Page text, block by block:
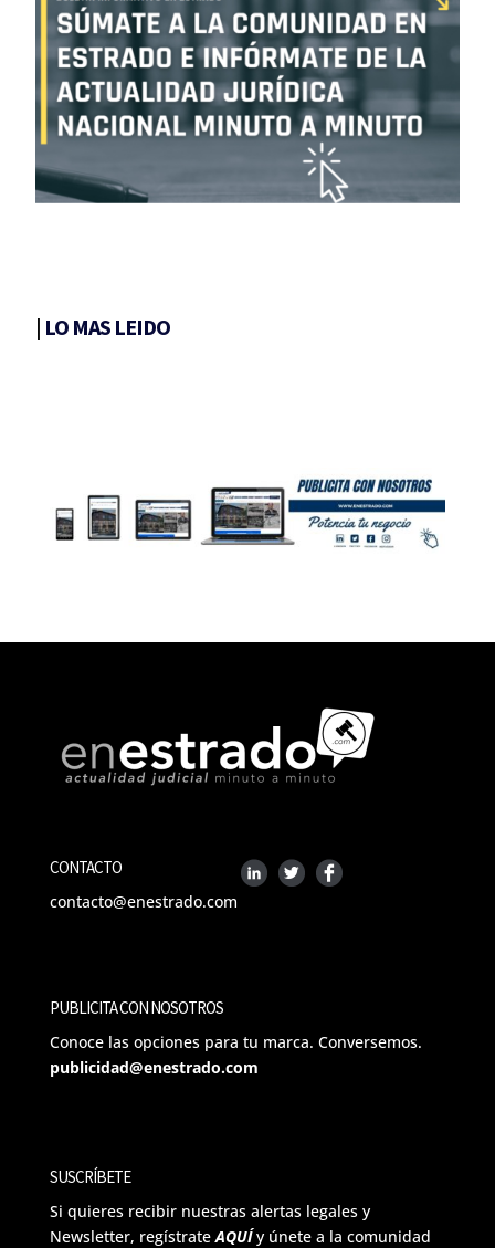
| LO MAS LEIDO
CONTACTO
contacto@enestrado.com
PUBLICITA CON NOSOTROS
Conoce las opciones para tu marca. Conversemos.
publicidad@enestrado.com
SUSCRÍBETE
Si quieres recibir nuestras alertas legales y
Newsletter, regístrateAQUÍ y únete a la comunidad